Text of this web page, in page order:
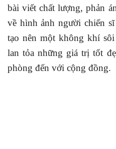
bài viết chất lượng, phản
về hình ảnh người chiến
tạo nên một không khí
lan tỏa những giá trị tốt
phòng đến với cộng đồng.